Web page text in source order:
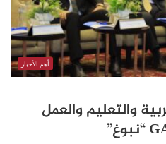
أهم الأخبار
والتعليم والعمل